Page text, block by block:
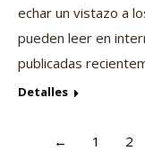
echar un vistazo a
pueden leer en
publicadas
Detalles
← 1 2